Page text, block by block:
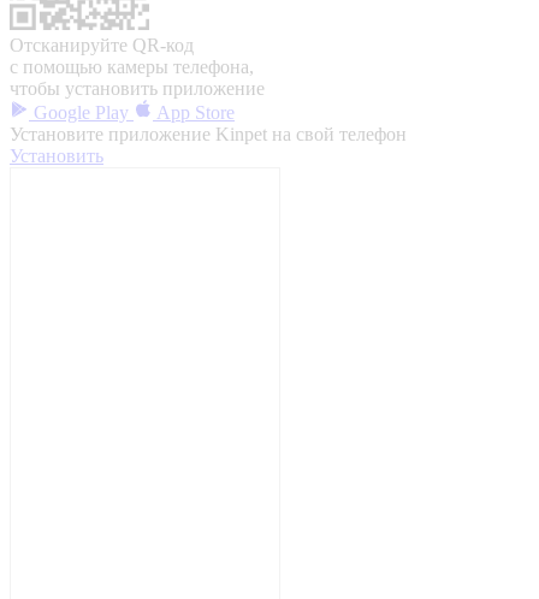
Отсканируйте QR-код
с помощью камеры телефона,
чтобы установить приложение
Google Play
App Store
Установите приложение Kinpet на свой телефон
Установить